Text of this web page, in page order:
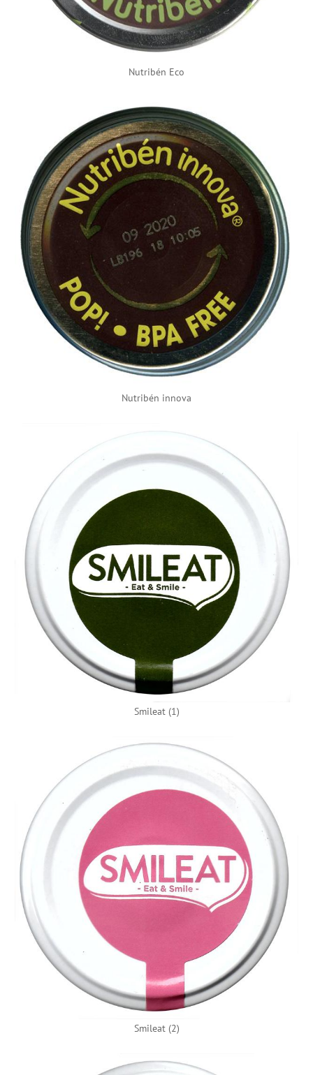
Nutribén Eco
Nutribén innova
Smileat (1)
Smileat (2)